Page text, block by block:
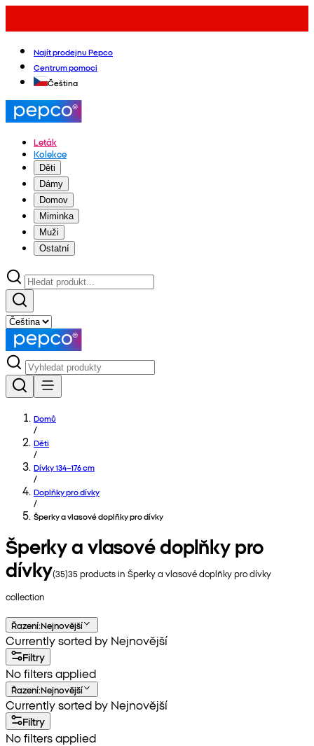
Najít prodejnu Pepco
Centrum pomoci
Čeština
Leták
Kolekce
Děti
Dámy
Domov
Miminka
Muži
Ostatní
Domů
/
Děti
/
Dívky 134–176 cm
/
Doplňky pro dívky
/
Šperky a vlasové doplňky pro dívky
Šperky a vlasové doplňky pro
dívky(35)35products inŠperky a vlasové doplňky pro dívky
collection
Řazení:Nejnovější
Currently sorted by Nejnovější
Filtry
No filters applied
Řazení:Nejnovější
Currently sorted by Nejnovější
Filtry
No filters applied